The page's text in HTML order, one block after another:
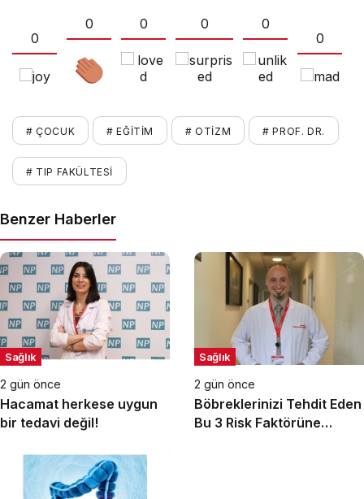
0
0 0 0
0
0
# ÇOCUK # EĞITIM # OTIZM # PROF. DR.
# TIP FAKÜLTESI
Benzer Haberler
Sağlık
2 gün önce
Hacamat herkese uygun
bir tedavi değil!
Sağlık
2 gün önce
Böbreklerinizi Tehdit Eden
Bu 3 Risk Faktörüne